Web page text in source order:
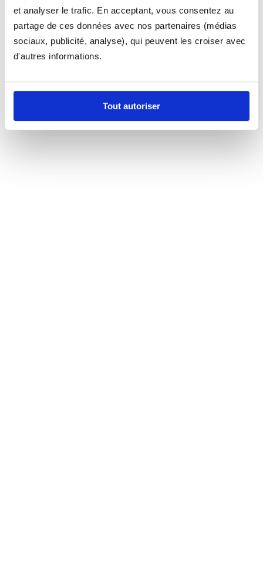
et analyser le trafic. En acceptant, vous consentez au
partage de ces données avec nos partenaires (médias
sociaux, publicité, analyse), qui peuvent les croiser avec
d'autres informations.
Tout autoriser